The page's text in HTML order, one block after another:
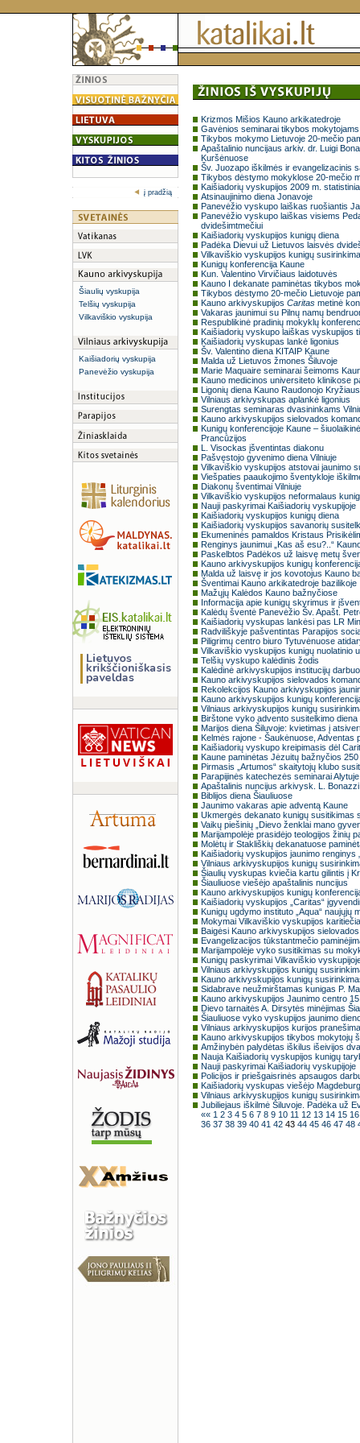
į pradžią
Šiaulių vyskupija
Telšių vyskupija
Vilkaviškio vyskupija
Kaišiadorių vyskupija
Panevėžio vyskupija
Krizmos Mišios Kauno arkikatedroje
Gavėnios seminarai tikybos
Tikybos mokymo Lietuvoje 20-mečio
Apaštalinio nuncijaus arkiv. dr. Luigi
Kuršėnuose
Šv. Juozapo iškilmės ir evangelizacinis
Tikybos dėstymo mokyklose 20-mečio
Kaišiadorių vyskupijos 2009 m.
Atsinaujinimo diena Jonavoje
Panevėžio vyskupo laiškas ruošiantis
Panevėžio vyskupo laiškas visiems
dvidešimtmečiui
Kaišiadorių vyskupijos kunigų diena
Padėka Dievui už Lietuvos laisvės
Vilkaviškio vyskupijos kunigų
Kunigų konferencija Kaune
Kun. Valentino Virvičiaus laidotuvės
Kauno I dekanate paminėtas tikybos
Tikybos dėstymo 20-mečio Lietuvoje
Kauno arkivyskupijos Caritas metinė
Vakaras jaunimui su Pilnų namų
Respublikinė pradinių mokyklų
Kaišiadorių vyskupo laiškas vyskupijos
Kaišiadorių vyskupas lankė ligonius
Šv. Valentino diena KITAIP Kaune
Malda už Lietuvos žmones Šiluvoje
Marie Maquaire seminarai šeimoms
Kauno medicinos universiteto klinikose
Ligonių diena Kauno Raudonojo
Vilniaus arkivyskupas aplankė ligonius
Surengtas seminaras dvasininkams
Kauno arkivyskupijos sielovados
Kunigų konferencijoje Kaune –
Prancūzijos
L. Visockas įšventintas diakonu
Pašvęstojo gyvenimo diena Vilniuje
Vilkaviškio vyskupijos atstovai jaunimo
Viešpaties paaukojimo šventykloje
Diakonų šventimai Vilniuje
Vilkaviškio vyskupijos neformalaus
Nauji paskyrimai Kaišiadorių vyskupijoje
Kaišiadorių vyskupijos kunigų diena
Kaišiadorių vyskupijos savanorių
Ekumeninės pamaldos Kristaus
Renginys jaunimui „Kas aš esu?..“
Paskelbtos Padėkos už laisvę metų
Kauno arkivyskupijos kunigų
Malda už laisvę ir jos kovotojus Kauno
Šventimai Kauno arkikatedroje bazilikoje
Mažųjų Kalėdos Kauno bažnyčiose
Informacija apie kunigų skyrimus ir
Kalėdų šventė Panevėžio Šv. Apašt.
Kaišiadorių vyskupas lankėsi pas LR
Radviliškyje pašventintas Parapijos
Piligrimų centro biuro Tytuvėnuose
Vilkaviškio vyskupijos kunigų nuolatinio
Telšių vyskupo kalėdinis žodis
Kalėdinė arkivyskupijos institucijų
Kauno arkivyskupijos sielovados
Rekolekcijos Kauno arkivyskupijos
Kauno arkivyskupijos kunigų
Vilniaus arkivyskupijos kunigų
Birštone vyko advento susitelkimo
Marijos diena Šiluvoje: kvietimas į
Kelmės rajone - Šaukėnuose, Adventas
Kaišiadorių vyskupo kreipimasis dėl
Kaune paminėtas Jėzuitų bažnyčios 250
Pirmasis „Artumos“ skaitytojų klubo
Parapijinės katechezės seminarai
Apaštalinis nuncijus arkivysk. L.
Biblijos diena Šiauliuose
Jaunimo vakaras apie adventą Kaune
Ukmergės dekanato kunigų susitikimas
Vaikų piešinių „Dievo ženklai mano
Marijampolėje prasidėjo teologijos žinių
Molėtų ir Stakliškių dekanatuose
Kaišiadorių vyskupijos jaunimo renginys
Vilniaus arkivyskupijos kunigų
Šiaulių vyskupas kviečia kartu gilintis į
Šiauliuose viešėjo apaštalinis nuncijus
Kauno arkivyskupijos kunigų
Kaišiadorių vyskupijos „Caritas“
Kunigų ugdymo instituto „Aqua“ naujųjų
Mokymai Vilkaviškio vyskupijos
Baigėsi Kauno arkivyskupijos
Evangelizacijos tūkstantmečio
Marijampolėje vyko susitikimas su
Kunigų paskyrimai Vilkaviškio
Vilniaus arkivyskupijos kunigų
Kauno arkivyskupijos kunigų
Sidabrave neužmirštamas kunigas P.
Kauno arkivyskupijos Jaunimo centro
Dievo tarnaitės A. Dirsytės minėjimas
Šiauliuose vyko vyskupijos jaunimo
Vilniaus arkivyskupijos kurijos
Kauno arkivyskupijos tikybos mokytojų
Amžinybėn palydėtas iškilus išeivijos
Nauja Kaišiadorių vyskupijos kunigų
Nauji paskyrimai Kaišiadorių vyskupijoje
Policijos ir priešgaisrinės apsaugos
Kaišiadorių vyskupas viešėjo
Vilniaus arkivyskupijos kunigų
Jubiliejaus iškilmė Šiluvoje. Padėka už
«« 1 2 3 4 5 6 7 8 9 10 11 12 13 14 15
36 37 38 39 40 41 42 43 44 45 46 47 48